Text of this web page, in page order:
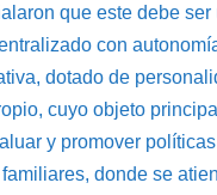
que este debe
con
dotado de
cuyo objeto
y promover
donde se